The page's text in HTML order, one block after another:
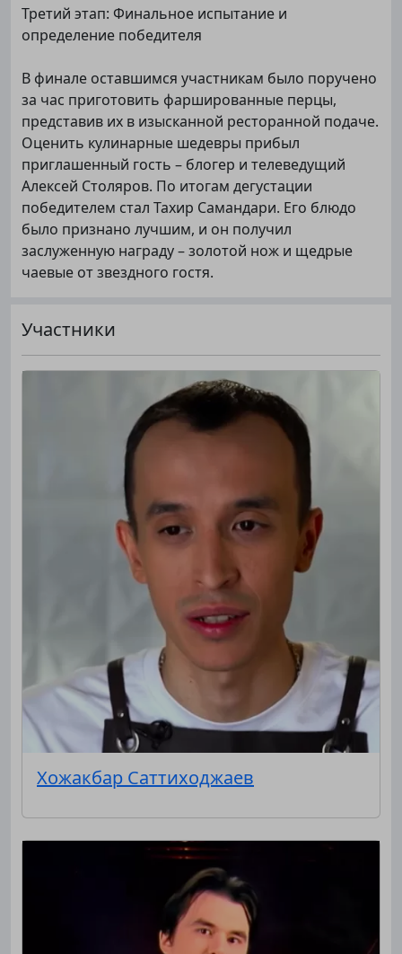
Третий этап: Финальное испытание и
определение победителя
В финале оставшимся участникам было поручено
за час приготовить фаршированные перцы,
представив их в изысканной ресторанной подаче.
Оценить кулинарные шедевры прибыл
приглашенный гость – блогер и телеведущий
Алексей Столяров. По итогам дегустации
победителем стал Тахир Самандари. Его блюдо
было признано лучшим, и он получил
заслуженную награду – золотой нож и щедрые
чаевые от звездного гостя.
Участники
Хожакбар Саттиходжаев